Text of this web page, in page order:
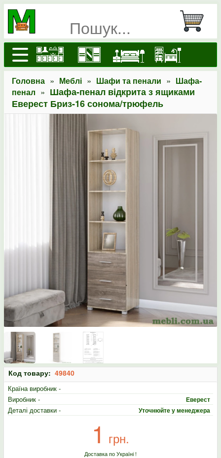
Головна » Меблі » Шафи та пенали » Шафа-
пенал » Шафа-пенал відкрита з ящиками
Еверест Бриз-16 сонома/трюфель
Код товару: 49840
Країна виробник -
Виробник -
Еверест
Деталі доставки - Уточнюйте у менеджера
1 грн.
Доставка по Україні !